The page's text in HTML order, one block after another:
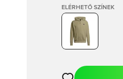
ELÉRHETŐ SZÍNEK